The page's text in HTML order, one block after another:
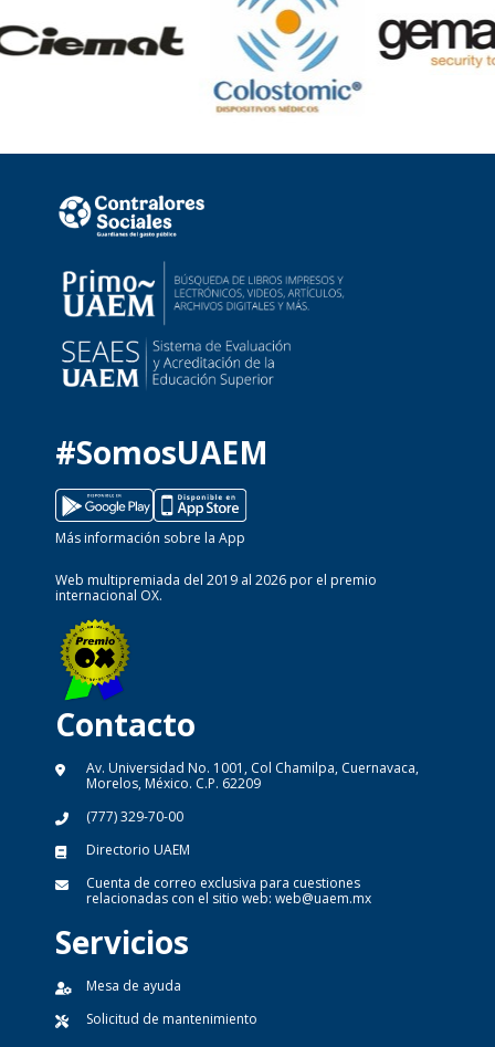
#SomosUAEM
Más información sobre la App
Web multipremiada del 2019 al 2026 por el premio
internacional OX.
Contacto
Av. Universidad No. 1001, Col Chamilpa, Cuernavaca,
Morelos, México. C.P. 62209
(777) 329-70-00
Directorio UAEM
Cuenta de correo exclusiva para cuestiones
relacionadas con el sitio web: web@uaem.mx
Servicios
Mesa de ayuda
Solicitud de mantenimiento